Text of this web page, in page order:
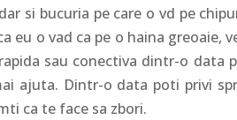
si bucuria pe care o vd pe
eu o vad ca pe o haina greoaie,
sau conectiva dintr-o data
ajuta. Dintr-o data poti privi
ca te face sa zbori.